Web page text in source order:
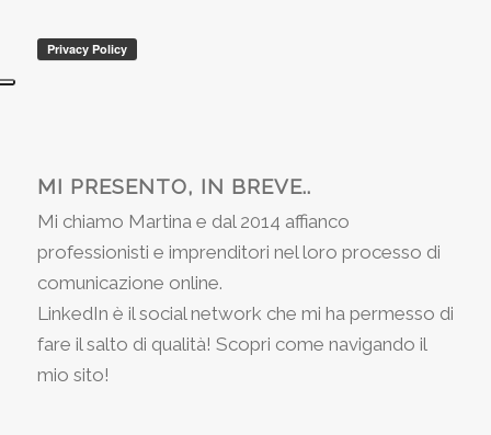
MI PRESENTO, IN BREVE..
Mi chiamo Martina e dal 2014 affianco
professionisti e imprenditori nel loro processo di
comunicazione online.
LinkedIn è il social network che mi ha permesso di
fare il salto di qualità! Scopri come navigando il
mio sito!